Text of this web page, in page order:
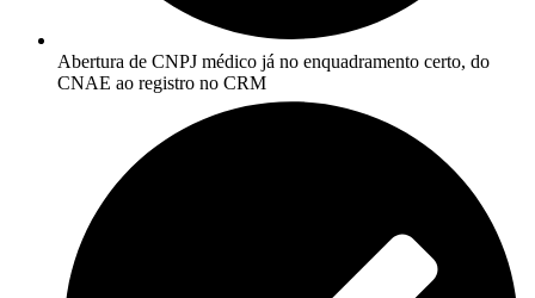
Abertura de CNPJ médico já no enquadramento certo, do
CNAE ao registro no CRM